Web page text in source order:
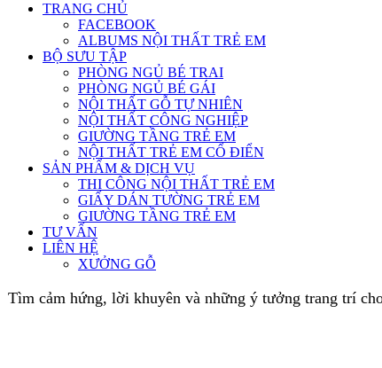
TRANG CHỦ
FACEBOOK
ALBUMS NỘI THẤT TRẺ EM
BỘ SƯU TẬP
PHÒNG NGỦ BÉ TRAI
PHÒNG NGỦ BÉ GÁI
NỘI THẤT GỖ TỰ NHIÊN
NỘI THẤT CÔNG NGHIỆP
GIƯỜNG TẦNG TRẺ EM
NỘI THẤT TRẺ EM CỔ ĐIỂN
SẢN PHẨM & DỊCH VỤ
THI CÔNG NỘI THẤT TRẺ EM
GIẤY DÁN TƯỜNG TRẺ EM
GIƯỜNG TẦNG TRẺ EM
TƯ VẤN
LIÊN HỆ
XƯỞNG GỖ
Tìm cảm hứng, lời khuyên và những ý tưởng trang trí